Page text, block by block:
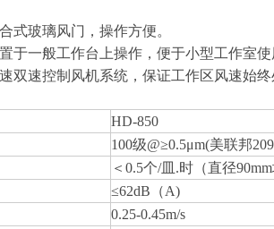
式玻璃风门，操作方便。
于一般工作台上操作，便于小型工作室使
双速控制风机系统，保证工作区风速始
HD-850
100级@≥0.5μm(美联邦
＜0.5个/皿.时（直径
≤62dB（A)
0.25-0.45m/s